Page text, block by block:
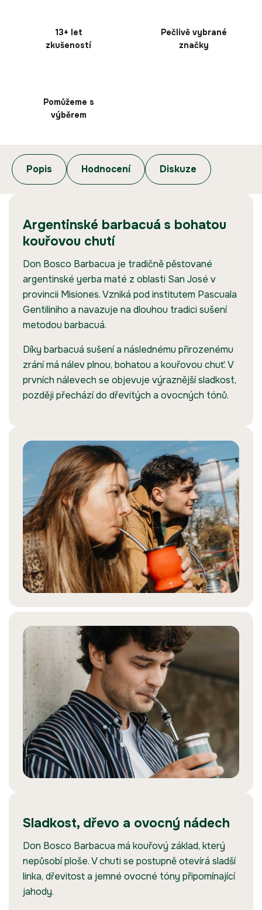
13+ let
zkušeností
Pečlivě vybrané
značky
Pomůžeme s
výběrem
Popis Hodnocení Diskuze
Argentinské barbacuá s bohatou
kouřovou chutí
Don Bosco Barbacua je tradičně pěstované
argentinské yerba maté z oblasti San José v
provincii Misiones. Vzniká pod institutem Pascuala
Gentiliniho a navazuje na dlouhou tradici sušení
metodou barbacuá.
Díky barbacuá sušení a následnému přirozenému
zrání má nálev plnou, bohatou a kouřovou chuť. V
prvních nálevech se objevuje výraznější sladkost,
později přechází do dřevitých a ovocných tónů.
Sladkost, dřevo a ovocný nádech
Don Bosco Barbacua má kouřový základ, který
nepůsobí ploše. V chuti se postupně otevírá sladší
linka, dřevitost a jemné ovocné tóny připomínající
jahody.